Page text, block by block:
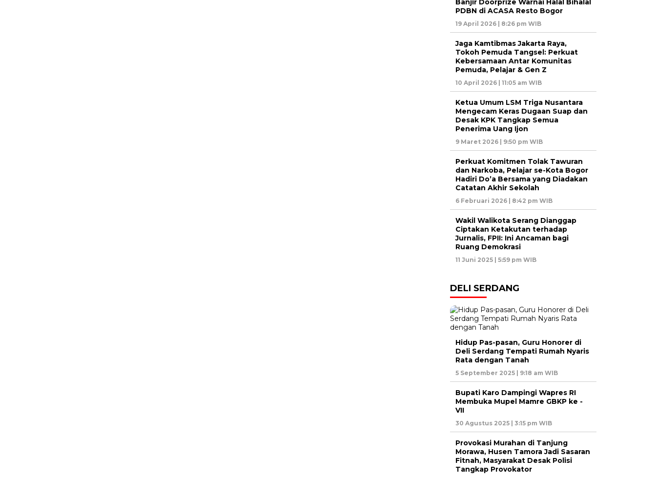
Banjir Doorprize Warnai Halal Bihalal
PDBN di ACASA Resto Bogor
19 April 2026 | 8:26 pm WIB
Jaga Kamtibmas Jakarta Raya,
Tokoh Pemuda Tangsel: Perkuat
Kebersamaan Antar Komunitas
Pemuda, Pelajar & Gen Z
10 April 2026 | 11:05 am WIB
Ketua Umum LSM Triga Nusantara
Mengecam Keras Dugaan Suap dan
Desak KPK Tangkap Semua
Penerima Uang Ijon
9 Maret 2026 | 9:50 pm WIB
Perkuat Komitmen Tolak Tawuran
dan Narkoba, Pelajar se-Kota Bogor
Hadiri Do’a Bersama yang Diadakan
Catatan Akhir Sekolah
6 Februari 2026 | 8:42 pm WIB
Wakil Walikota Serang Dianggap
Ciptakan Ketakutan terhadap
Jurnalis, FPII: Ini Ancaman bagi
Ruang Demokrasi
11 Juni 2025 | 5:59 pm WIB
DELI SERDANG
Hidup Pas-pasan, Guru Honorer di
Deli Serdang Tempati Rumah Nyaris
Rata dengan Tanah
5 September 2025 | 9:18 am WIB
Bupati Karo Dampingi Wapres RI
Membuka Mupel Mamre GBKP ke -
VII
30 Agustus 2025 | 3:15 pm WIB
Provokasi Murahan di Tanjung
Morawa, Husen Tamora Jadi Sasaran
Fitnah, Masyarakat Desak Polisi
Tangkap Provokator